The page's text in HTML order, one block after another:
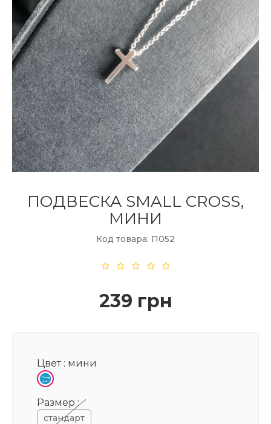
ПОДВЕСКА SMALL CROSS,
МИНИ
Код товара: П052
239 грн
Цвет : мини
Размер :
стандарт